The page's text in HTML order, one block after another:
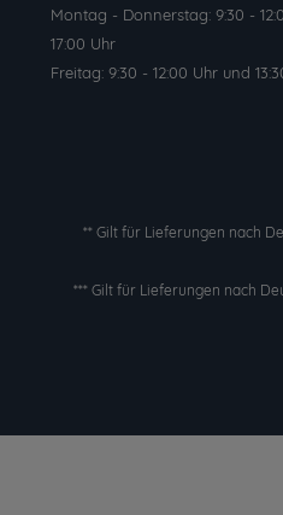
Montag - Donnerstag: 9:30 -
17:00 Uhr
Freitag: 9:30 - 12:00 Uhr und
** Gilt für Lieferungen nach
*** Gilt für Lieferungen nach